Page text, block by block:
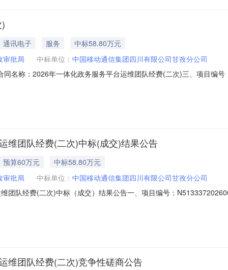
通讯电子 服务
中标58.80万元
审批局
中标单位： 中国移动通信集团四川有限公司甘孜分公司
名称：2026年一体化政务服务平台运维团队经费(二次)三、项目编
维团队经费(二次)中标(成交)结果公告
预算60万元
中标58.80万元
审批局
中标单位： 中国移动通信集团四川有限公司甘孜分公司
团队经费(二次)中标（成交）结果公告一、项目编号：
维团队经费(二次)竞争性磋商公告